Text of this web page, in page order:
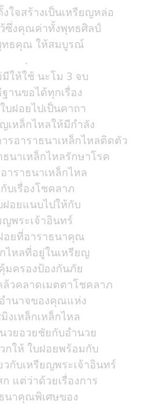
ใจสร้างเป็นเหรียญหล่อ
ว้ซึ่งคุณค่าทั้งพุทธศิลป์
ทธคุณ ให้สมบูรณ์
.
ให้ใช้ นะโม 3 จบ
านขอได้ทุกเรื่อง
บฝอยไปเป็นคาถา
เหล็กไหลให้มีกำลัง
รอาราธนาเหล็กไหลติดตัว
ธนาเหล็กไหลรักษาโรค
าราธนาเหล็กไหล
บเรื่องโชคลาภ
ฝอยแนบไปให้กับ
ญพระเจ้าอินทร์
อยที่อาราธนาคุณ
ไหลที่อยู่ในเหรียญ
มครองป้องกันภัย
วคลาดเมตตาโชคลาภ
ำนาจของคุณแห่ง
งเหล็กเหล็กไหล
วยอวยชัยกับอำนวย
กให้ ใบฝอยพร้อมกับ
วกับเหรียญพระเจ้าอินทร์
ก แต่ว่าด้วยเรื่องการ
นาคุณพิเศษของ